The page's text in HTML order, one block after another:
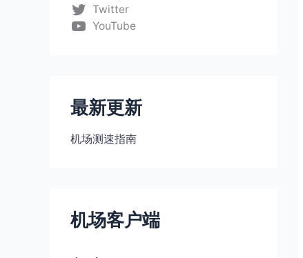
Twitter
YouTube
最新更新
机场测速指南
机场客户端